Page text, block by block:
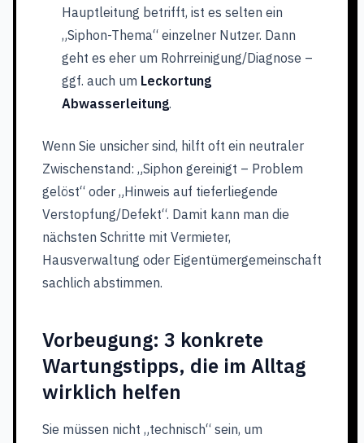
Hauptleitung betrifft, ist es selten ein
„Siphon-Thema“ einzelner Nutzer. Dann
geht es eher um Rohrreinigung/Diagnose –
ggf. auch um Leckortung
Abwasserleitung.
Wenn Sie unsicher sind, hilft oft ein neutraler
Zwischenstand: „Siphon gereinigt – Problem
gelöst“ oder „Hinweis auf tieferliegende
Verstopfung/Defekt“. Damit kann man die
nächsten Schritte mit Vermieter,
Hausverwaltung oder Eigentümergemeinschaft
sachlich abstimmen.
Vorbeugung: 3 konkrete
Wartungstipps, die im Alltag
wirklich helfen
Sie müssen nicht „technisch“ sein, um